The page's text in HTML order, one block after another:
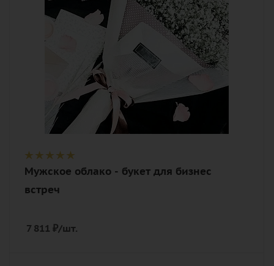
гипсофилы, лента, дизайнерская
упаковка
Мужское облако - букет для бизнес
встреч
7 811 ₽/шт.